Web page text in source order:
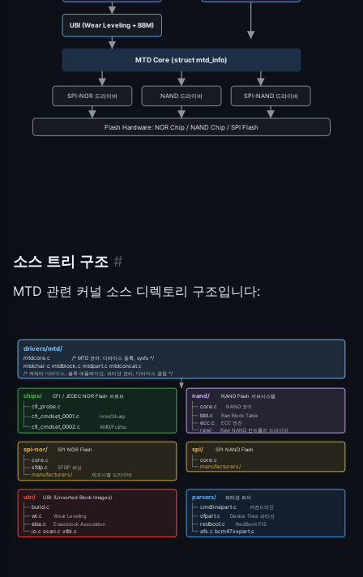
UBI (Wear Leveling + BBM)
MTD Core (struct mtd_info)
SPI-NOR 드라이버 NAND 드라이버 SPI-NAND 드라이버
Flash Hardware: NOR Chip / NAND Chip / SPI Flash
소스 트리 구조 #
MTD 관련 커널 소스 디렉토리 구조입니다:
drivers/mtd/
mtdcore.c /* MTD 코어: 디바이스 등록, sysfs */
mtdchar.c mtdblock.c mtdpart.c mtdconcat.c
/* 캐릭터 디바이스, 블록 에뮬레이션, 파티션 관리, 디바이스 결합 */
chips/ CFI / JEDEC NOR Flash 프로브
cfi_probe.c
cfi_cmdset_0001.c Intel/Sharp
cfi_cmdset_0002.c AMD/Fujitsu
nand/ NAND Flash 서브시스템
core.c NAND 코어
bbt.c Bad Block Table
ecc.c ECC 엔진
raw/ Raw NAND 컨트롤러 드라이버
spi-nor/ SPI NOR Flash
core.c
sfdp.c
SFDP 파싱
manufacturers/ 제조사별 드라이버
spi/ SPI NAND Flash
core.c
manufacturers/
ubi/ UBI (Unsorted Block Images)
build.c
wl.c Wear Leveling
eba.c Eraseblock Association
io.c scan.c vtbl.c
parsers/ 파티션 파서
cmdlinepart.c 커맨드라인
ofpart.c Device Tree 파티션
redboot.c RedBoot FIS
afs.c bcm47xxpart.c